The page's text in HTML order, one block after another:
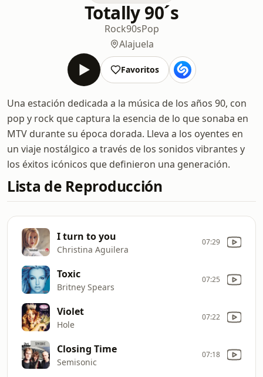
Totally 90´s
Rock90sPop
Alajuela
Favoritos
Una estación dedicada a la música de los años 90, con
pop y rock que captura la esencia de lo que sonaba en
MTV durante su época dorada. Lleva a los oyentes en
un viaje nostálgico a través de los sonidos vibrantes y
los éxitos icónicos que definieron una generación.
Lista de Reproducción
I turn to you
Christina Aguilera
07:29
Toxic
Britney Spears
07:25
Violet
Hole
07:22
Closing Time
Semisonic
07:18